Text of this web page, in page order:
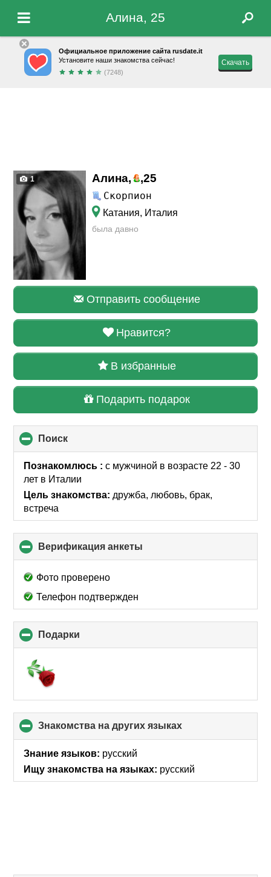
Алина, 25
Официальное приложение сайта rusdate.it
Установите наши знакомства сейчас!
(7248)
Скачать
1 Алина, ,25
Скорпион
Катания, Италия
была давно
Отправить сообщение
Нравится?
В избранные
Подарить подарок
Поиск
to
collapse
contents
Познакомлюсь :с мужчиной в возрасте 22 - 30
лет в Италии
Цель знакомства: дружба, любовь, брак,
встреча
Верификация анкеты
to
Фото проверено
Телефон подтвержден
Подарки
to
Знакомства на других языках
to
Знание языков: русский
Ищу знакомства на языках: русский